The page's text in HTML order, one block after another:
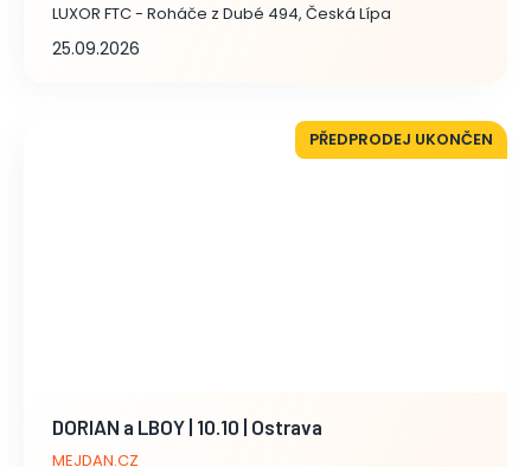
LUXOR FTC - Roháče z Dubé 494, Česká Lípa
25.09.2026
PŘEDPRODEJ UKONČEN
DORIAN a LBOY | 10.10 | Ostrava
MEJDAN.CZ